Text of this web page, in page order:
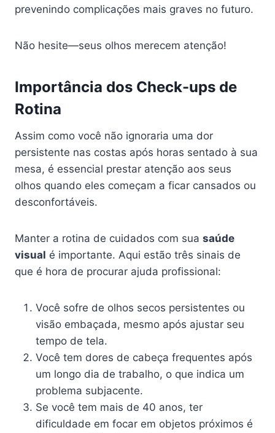
prevenindo complicações mais graves no futuro.
Não hesite—seus olhos merecem atenção!
Importância dos Check-ups de
Rotina
Assim como você não ignoraria uma dor
persistente nas costas após horas sentado à sua
mesa, é essencial prestar atenção aos seus
olhos quando eles começam a ficar cansados ou
desconfortáveis.
Manter a rotina de cuidados com sua saúde
visual é importante. Aqui estão três sinais de
que é hora de procurar ajuda profissional:
Você sofre de olhos secos persistentes ou
visão embaçada, mesmo após ajustar seu
tempo de tela.
Você tem dores de cabeça frequentes após
um longo dia de trabalho, o que indica um
problema subjacente.
Se você tem mais de 40 anos, ter
dificuldade em focar em objetos próximos é